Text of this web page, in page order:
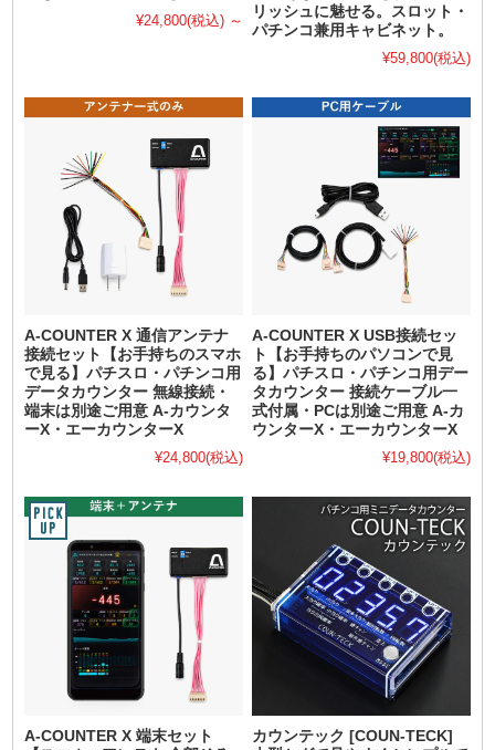
¥24,800(税込) ～
リッシュに魅せる。スロット・
パチンコ兼用キャビネット。
¥59,800(税込)
A-COUNTER X 通信アンテナ
接続セット【お手持ちのスマホ
で見る】パチスロ・パチンコ用
データカウンター 無線接続・
端末は別途ご用意 A-カウンタ
ーX・エーカウンターX
¥24,800(税込)
A-COUNTER X USB接続セッ
ト【お手持ちのパソコンで見
る】パチスロ・パチンコ用デー
タカウンター 接続ケーブル一
式付属・PCは別途ご用意 A-カ
ウンターX・エーカウンターX
¥19,800(税込)
A-COUNTER X 端末セット
カウンテック [COUN-TECK]